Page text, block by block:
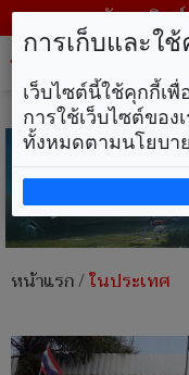
วันอาทิต
หน้าแรก/ในประเทศ
การเก็บและใ
เว็บไซต์นี้ใช้คุกกี้เ
การใช้เว็บไซต์ขอ
ทั้งหมดตามนโยบา